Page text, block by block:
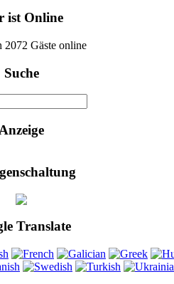
ist Online
2072 Gäste online
Suche
Anzeige
Translate